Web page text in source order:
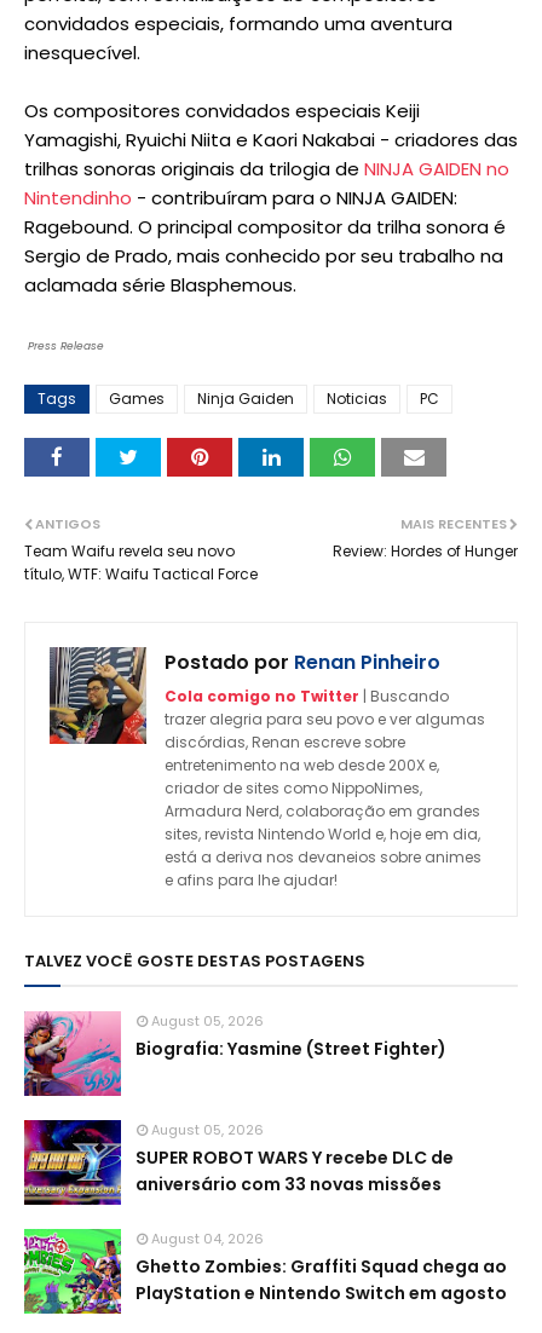
convidados especiais, formando uma aventura
inesquecível.
Os compositores convidados especiais Keiji
Yamagishi, Ryuichi Niita e Kaori Nakabai - criadores das
trilhas sonoras originais da trilogia de NINJA GAIDEN no
Nintendinho - contribuíram para o NINJA GAIDEN:
Ragebound. O principal compositor da trilha sonora é
Sergio de Prado, mais conhecido por seu trabalho na
aclamada série Blasphemous.
Press Release
Tags Games Ninja Gaiden Noticias PC
MAIS RECENTES
Review: Hordes of Hunger
ANTIGOS
Team Waifu revela seu novo
título, WTF: Waifu Tactical Force
Postado por Renan Pinheiro
Cola comigo no Twitter | Buscando
trazer alegria para seu povo e ver algumas
discórdias, Renan escreve sobre
entretenimento na web desde 200X e,
criador de sites como NippoNimes,
Armadura Nerd, colaboração em grandes
sites, revista Nintendo World e, hoje em dia,
está a deriva nos devaneios sobre animes
e afins para lhe ajudar!
TALVEZ VOCÊ GOSTE DESTAS POSTAGENS
August 05, 2026
Biografia: Yasmine (Street Fighter)
August 05, 2026
SUPER ROBOT WARS Y recebe DLC de
aniversário com 33 novas missões
August 04, 2026
Ghetto Zombies: Graffiti Squad chega ao
PlayStation e Nintendo Switch em agosto